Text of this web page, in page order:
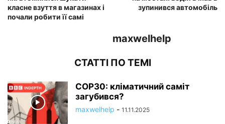
класне взуття в магазинах і
почали робити її самі
зупинився автомобіль
maxwelhelp
СТАТТІ ПО ТЕМІ
COP30: кліматичний саміт
загубився?
maxwelhelp - 11.11.2025